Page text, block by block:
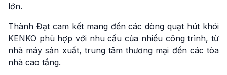
lớn.
Thành Đạt cam kết mang đến các dòng quạt hút khói
KENKO phù hợp với nhu cầu của nhiều công trình, từ
nhà máy sản xuất, trung tâm thương mại đến các tòa
nhà cao tầng.